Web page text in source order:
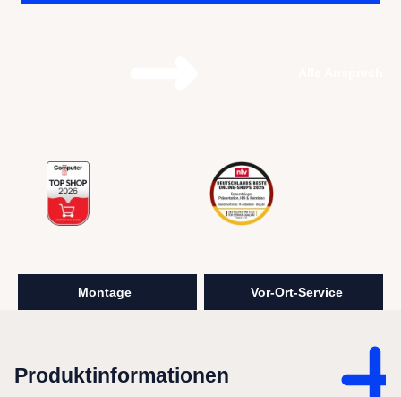
Montage Vor-Ort-Service
Produktinformationen